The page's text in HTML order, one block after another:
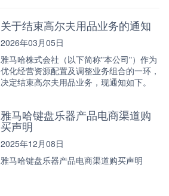
关于结束高尔夫用品业务的通知
2026年03月05日
雅马哈株式会社（以下简称"本公司"）作为
优化经营资源配置及调整业务组合的一环，
决定结束高尔夫用品业务，现通知如下。
雅马哈键盘乐器产品电商渠道购
买声明
2025年12月08日
雅马哈键盘乐器产品电商渠道购买声明